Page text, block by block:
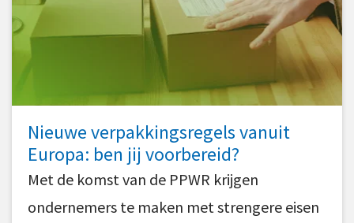
Nieuwe verpakkingsregels vanuit
Europa: ben jij voorbereid?
Met de komst van de PPWR krijgen
ondernemers te maken met strengere eisen